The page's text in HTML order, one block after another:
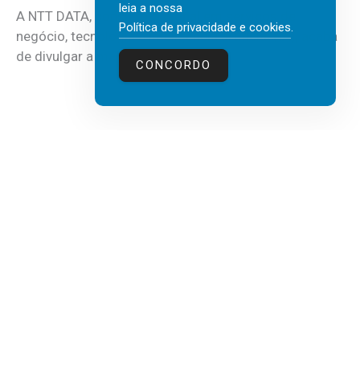
A NTT DATA, consultora global em serviços de
negócio, tecnologia e inteligência artificial (IA), acaba
de divulgar a mais recente...
leia a nossa
Política de privacidade e cookies.
CONCORDO